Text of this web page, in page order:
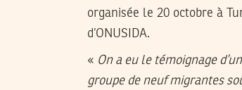
organisée le 20 octobre à
d’ONUSIDA.
« On a eu le témoignage
groupe de neuf migrantes